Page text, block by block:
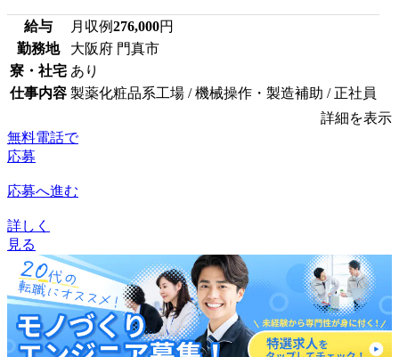
給与 月収例276,000円
勤務地
大阪府 門真市
寮・社宅 あり
仕事内容 製薬化粧品系工場 / 機械操作・製造補助 / 正社員
詳細を表示
無料電話で
応募
応募へ進む
詳しく
見る